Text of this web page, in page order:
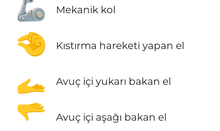
🦾 Mekanik kol
🤏 Kıstırma hareketi yapan el
🫴 Avuç içi yukarı bakan el
🫳 Avuç içi aşağı bakan el